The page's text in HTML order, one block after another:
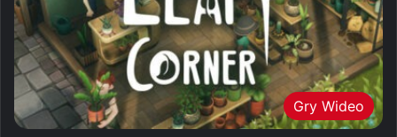
Gry Wideo